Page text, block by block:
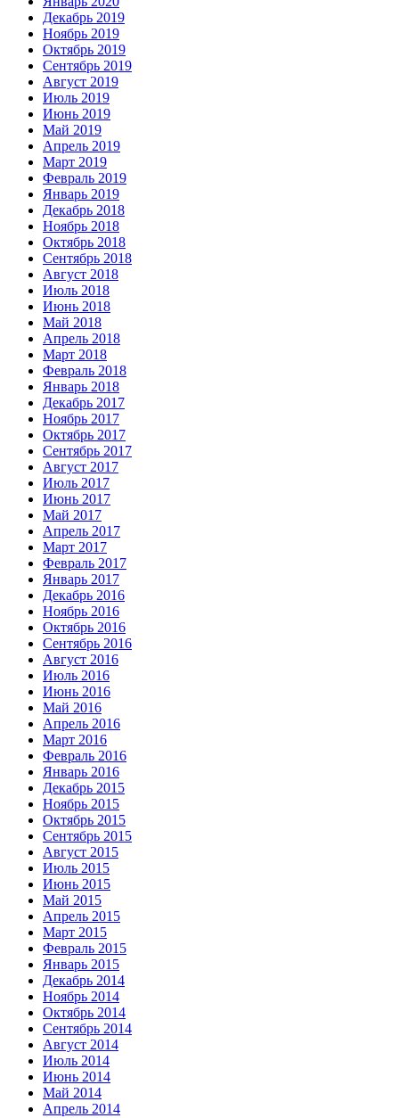
Декабрь 2019
Ноябрь 2019
Октябрь 2019
Сентябрь 2019
Август 2019
Июль 2019
Июнь 2019
Май 2019
Апрель 2019
Март 2019
Февраль 2019
Январь 2019
Декабрь 2018
Ноябрь 2018
Октябрь 2018
Сентябрь 2018
Август 2018
Июль 2018
Июнь 2018
Май 2018
Апрель 2018
Март 2018
Февраль 2018
Январь 2018
Декабрь 2017
Ноябрь 2017
Октябрь 2017
Сентябрь 2017
Август 2017
Июль 2017
Июнь 2017
Май 2017
Апрель 2017
Март 2017
Февраль 2017
Январь 2017
Декабрь 2016
Ноябрь 2016
Октябрь 2016
Сентябрь 2016
Август 2016
Июль 2016
Июнь 2016
Май 2016
Апрель 2016
Март 2016
Февраль 2016
Январь 2016
Декабрь 2015
Ноябрь 2015
Октябрь 2015
Сентябрь 2015
Август 2015
Июль 2015
Июнь 2015
Май 2015
Апрель 2015
Март 2015
Февраль 2015
Январь 2015
Декабрь 2014
Ноябрь 2014
Октябрь 2014
Сентябрь 2014
Август 2014
Июль 2014
Июнь 2014
Май 2014
Апрель 2014